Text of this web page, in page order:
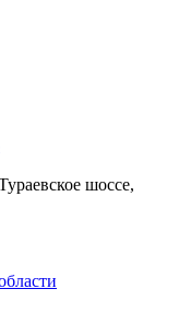
шоссе,